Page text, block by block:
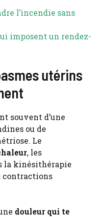
l’incendie sans
imposent un rendez-
utérins
souvent d’une
ou de
Le
, les
la kinésithérapie
contractions
douleur qui te